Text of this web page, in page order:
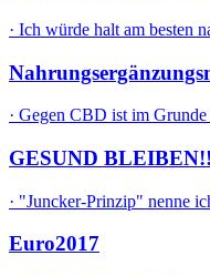
· Ich würde halt am besten
· Gegen CBD ist im Grunde
GESUND
· "Juncker-Prinzip" nenne
Euro2017